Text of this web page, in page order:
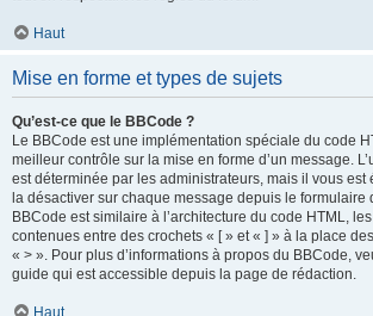
Haut
Mise en forme et types de sujets
Qu’est-ce que le BBCode ?
Le BBCode est une implémentation spéciale du code
meilleur contrôle sur la mise en forme d’un message.
est déterminée par les administrateurs, mais il vous est
la désactiver sur chaque message depuis le formulaire
BBCode est similaire à l’architecture du code HTML,
contenues entre des crochets « [ » et « ] » à la place
« > ». Pour plus d’informations à propos du BBCode,
guide qui est accessible depuis la page de rédaction.
Haut